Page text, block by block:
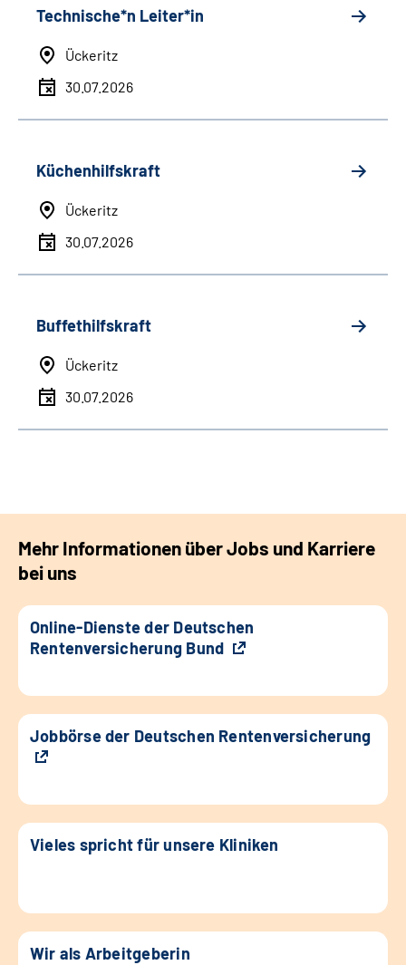
Technische*n Leiter*in
Ückeritz
30.07.2026
Küchenhilfskraft
Ückeritz
30.07.2026
Buffethilfskraft
Ückeritz
30.07.2026
Mehr Informationen über Jobs und Karriere
bei uns
Online-Dienste der Deutschen
Rentenversicherung Bund
Jobbörse der Deutschen Rentenversicherung
Vieles spricht für unsere Kliniken
Wir als Arbeitgeberin